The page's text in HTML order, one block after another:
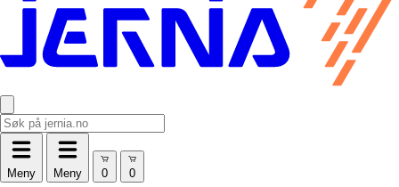
Meny Meny